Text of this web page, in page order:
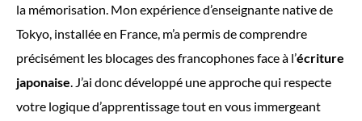
la mémorisation. Mon expérience d’enseignante native de
Tokyo, installée en France, m’a permis de comprendre
précisément les blocages des francophones face à l’écriture
japonaise . J’ai donc développé une approche qui respecte
votre logique d’apprentissage tout en vous immergeant